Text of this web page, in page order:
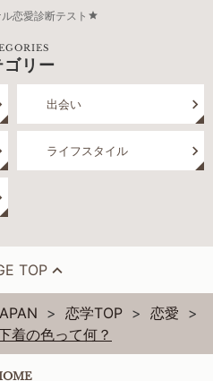
恋愛診断テスト
ゴリー
出会い
ライフスタイル
TOP
恋学TOP
恋愛
着の色って何？